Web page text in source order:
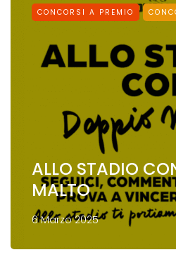
CONCORSI A PREMIO
ALLO STADIO
MALTO
6 Marzo 2025